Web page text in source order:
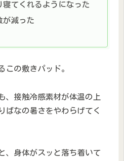
寝てくれるようになった
が減った
この敷きパッド。
、接触冷感素材が体温の上
ばなの暑さをやわらげてく
、身体がスッと落ち着いて